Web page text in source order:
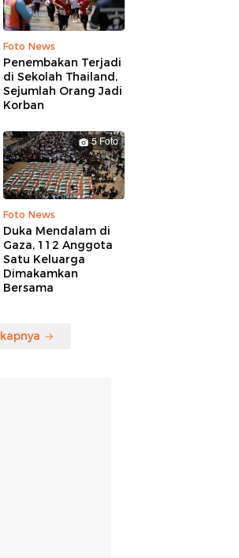
Foto News
Penembakan Terjadi
di Sekolah Thailand,
Sejumlah Orang Jadi
Korban
5 Foto
Foto News
Duka Mendalam di
Gaza, 112 Anggota
Satu Keluarga
Dimakamkan
Bersama